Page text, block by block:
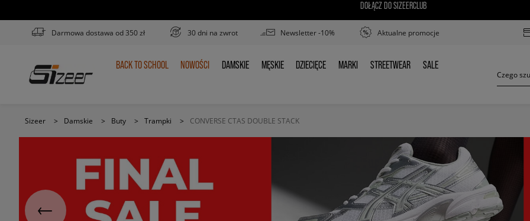
DOŁĄCZ DO SIZEERCLUB
Darmowa dostawa od 350 zł 30 dni na zwrot Newsletter -10% Aktualne promocje
BACK
BACK TO SCHOOL NOWOŚCI
NOWOŚCI DAMSKIE
DAMSKIE MĘSKIE
MĘSKIE DZIECIĘCE
DZIECIĘCE MARKI
MARKI STREETWEAR
STREETWEAR SALE
SALE
Sizeer > Damskie > Buty > Trampki > CONVERSE CTAS DOUBLE STACK